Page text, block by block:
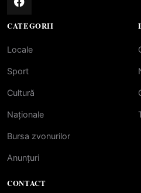
CATEGORII
Locale
Sport
Cultură
Naționale
Bursa zvonurilor
Anunțuri
CONTACT